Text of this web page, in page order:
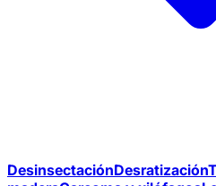
DesinsectaciónDesratización